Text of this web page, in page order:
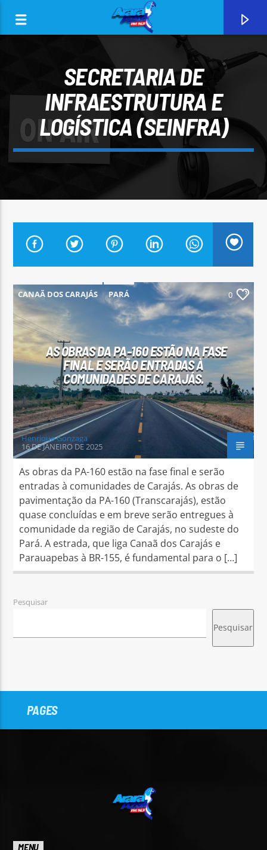
0:00
CURRENT TRACK
ARARA AZUL FM 96,9
Arara Azul FM
SECRETARIA DE
INFRAESTRUTURA E
LOGÍSTICA (SEINFRA)
CANAÃ DOS CARAJÁS
PARÁ
PARAUAPEBAS
0
AS OBRAS DA PA-160 ESTÃO NA FASE
FINAL E SERÃO ENTRADAS À
COMUNIDADES DE CARAJÁS.
Henrique Gonzaga
16 DE JANEIRO DE 2025
As obras da PA-160 estão na fase final e serão
entradas à comunidades de Carajás. As obras de
pavimentação da PA-160 (Transcarajás), estão
quase concluídas e em breve serão entregues à
comunidade da região de Carajás, no sudeste do
Pará. A estrada, que liga Canaã dos Carajás e
Parauapebas à BR-155, é fundamental para o […]
Pesquisar
Pesquisar
PAGES
MENU